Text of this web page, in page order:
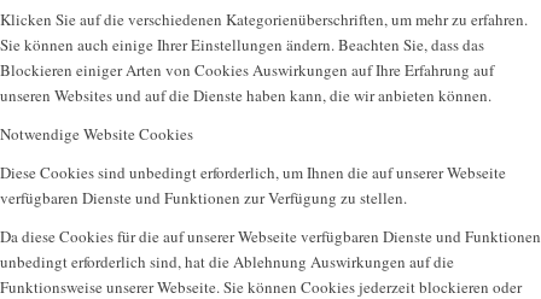
Klicken Sie auf die verschiedenen Kategorienüberschriften, um mehr zu erfahren.
Sie können auch einige Ihrer Einstellungen ändern. Beachten Sie, dass das
Blockieren einiger Arten von Cookies Auswirkungen auf Ihre Erfahrung auf
unseren Websites und auf die Dienste haben kann, die wir anbieten können.
Notwendige Website Cookies
Diese Cookies sind unbedingt erforderlich, um Ihnen die auf unserer Webseite
verfügbaren Dienste und Funktionen zur Verfügung zu stellen.
Da diese Cookies für die auf unserer Webseite verfügbaren Dienste und Funktionen
unbedingt erforderlich sind, hat die Ablehnung Auswirkungen auf die
Funktionsweise unserer Webseite. Sie können Cookies jederzeit blockieren oder